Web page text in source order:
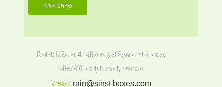
ঠিকানা: বিল্ডিং এ 4, ইয়িনলং ইন্ডাস্ট্রিয়াল পার্ক, লংডং
কমিউনিটি, লংগ্যাং জেলা, শেনজেন
ইমেইল: rain@sinst-boxes.com